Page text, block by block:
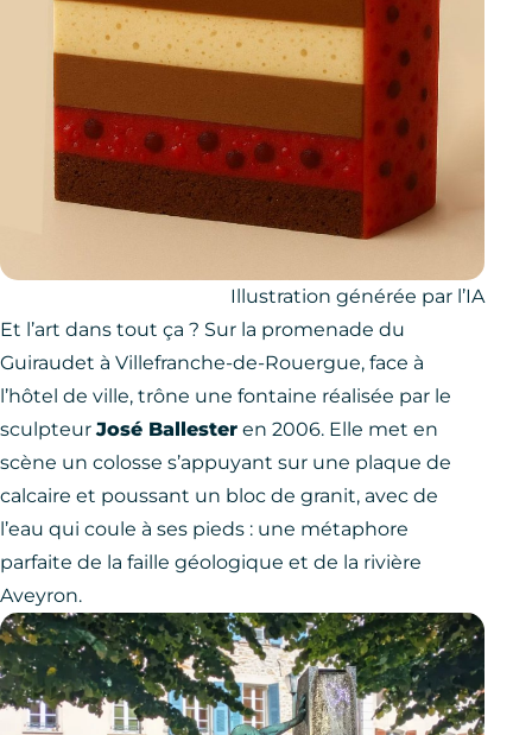
Illustration générée par l’IA
Et l’art dans tout ça ? Sur la promenade du
Guiraudet à Villefranche-de-Rouergue, face à
l’hôtel de ville, trône une fontaine réalisée par le
sculpteurJosé Ballester en 2006. Elle met en
scène un colosse s’appuyant sur une plaque de
calcaire et poussant un bloc de granit, avec de
l’eau qui coule à ses pieds : une métaphore
parfaite de la faille géologique et de la rivière
Aveyron.